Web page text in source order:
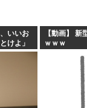
いいお
けよ」
ィィィ
【動画】
ｗｗｗ